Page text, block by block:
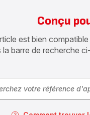
Conçu
est bien
la barre de recherche